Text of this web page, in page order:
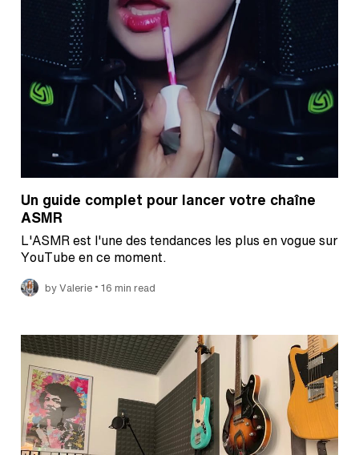
Un guide complet pour lancer votre chaîne
ASMR
L'ASMR est l'une des tendances les plus en vogue sur
YouTube en ce moment.
by Valerie • 16 min read